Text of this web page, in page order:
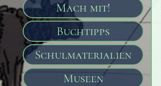
Mach mit!
Buchtipps
Schulmaterialien
Museen